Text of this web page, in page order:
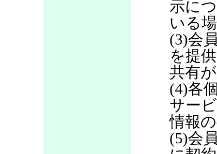
示に
いる
(3)会
を提
共有
(4)各
サー
情報
(5)会